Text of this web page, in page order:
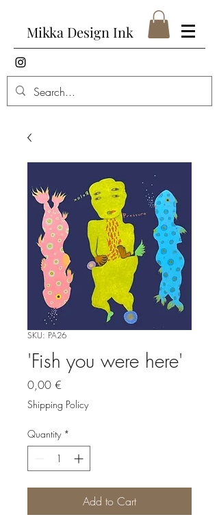
Mikka Design Ink
SKU: PA26
'Fish you were here'
0,00 €
Shipping Policy
Quantity *
Add to Cart